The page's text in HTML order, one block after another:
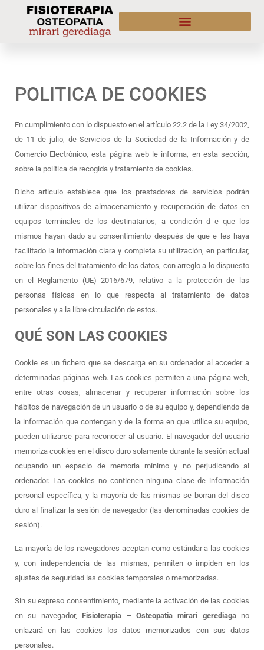
POLITICA DE COOKIES
En cumplimiento con lo dispuesto en el artículo 22.2 de la Ley 34/2002,
de 11 de julio, de Servicios de la Sociedad de la Información y de
Comercio Electrónico, esta página web le informa, en esta sección,
sobre la política de recogida y tratamiento de cookies.
Dicho articulo establece que los prestadores de servicios podrán
utilizar dispositivos de almacenamiento y recuperación de datos en
equipos terminales de los destinatarios, a condición d e que los
mismos hayan dado su consentimiento después de que e les haya
facilitado la información clara y completa su utilización, en particular,
sobre los fines del tratamiento de los datos, con arreglo a lo dispuesto
en el Reglamento (UE) 2016/679, relativo a la protección de las
personas físicas en lo que respecta al tratamiento de datos
personales y a la libre circulación de estos.
QUÉ SON LAS COOKIES
Cookie es un fichero que se descarga en su ordenador al acceder a
determinadas páginas web. Las cookies permiten a una página web,
entre otras cosas, almacenar y recuperar información sobre los
hábitos de navegación de un usuario o de su equipo y, dependiendo de
la información que contengan y de la forma en que utilice su equipo,
pueden utilizarse para reconocer al usuario. El navegador del usuario
memoriza cookies en el disco duro solamente durante la sesión actual
ocupando un espacio de memoria mínimo y no perjudicando al
ordenador. Las cookies no contienen ninguna clase de información
personal específica, y la mayoría de las mismas se borran del disco
duro al finalizar la sesión de navegador (las denominadas cookies de
sesión).
La mayoría de los navegadores aceptan como estándar a las cookies
y, con independencia de las mismas, permiten o impiden en los
ajustes de seguridad las cookies temporales o memorizadas.
Sin su expreso consentimiento, mediante la activación de las cookies
en su navegador,Fisioterapia – Osteopatia mirari gerediaga no
enlazará en las cookies los datos memorizados con sus datos
personales.